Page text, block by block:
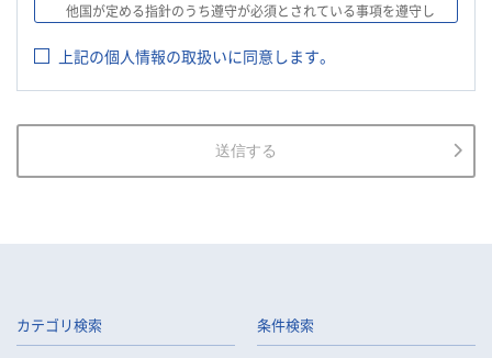
他国が定める指針のうち遵守が必須とされている事項を遵守し
2.
当社は、お客様等の個人情報を適正に取得し、法令で不要とさ
れている場合を除き、お客様等の個人情報の利用目的を通知又
当社は、お客様等の個人データについて、不正アクセス、漏え
い、滅失又は毀損等の防止に努め、個人データの管理のために
られるよう、必要かつ適切な監督を行います。
上記の個人情報の取扱いに同意します。
送信する
カテゴリ検索 条件検索